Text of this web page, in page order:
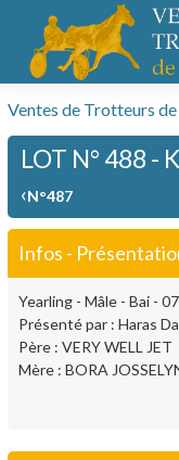
Ventes de Trotteurs
LOT N° 488 -
‹N°487
Infos -
Yearling - Mâle - Bai -
Présenté par : Haras
Père : VERY WELL JET
Mère : BORA